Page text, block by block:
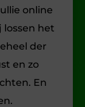
online
lossen het
der
en zo
En